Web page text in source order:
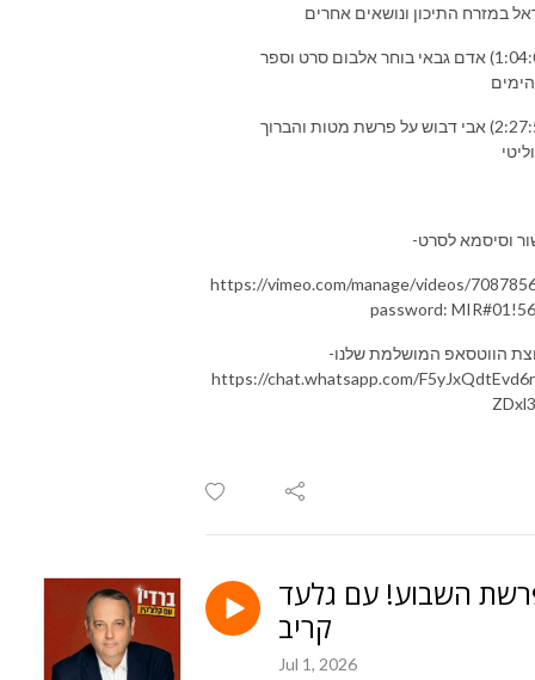
במזרח התיכון ונושאים אחרים
(1:04:00) אדם גבאי בוחר אלבום סרט וספר
(2:27:55) אבי דבוש על פרשת מטות והברוך
וסיסמא לסרט-
https://vimeo.com/manage/videos/
password:
הווטסאפ המושלמת שלנו-
https://chat.whatsapp.com/
השבוע! עם גלעד
קריב
Jul 1, 2026